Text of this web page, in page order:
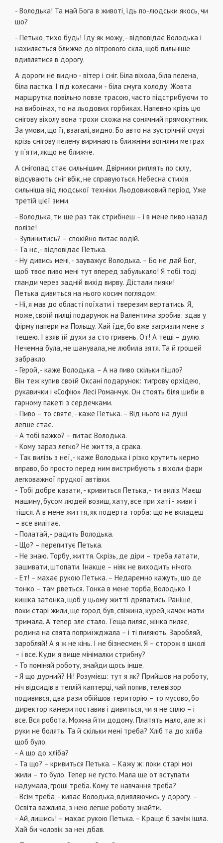
- Володька! Та май Бога в животі, їдь по-людськи якось, чи
шо?
- Петько, тихо будь! Їду як можу, - відповідає Володька і
нахиляється ближче до вітрового скла, щоб пильніше
вдивлятися в дорогу.
А дороги не видно - вітер і сніг. Біла віхола, біла пелена,
біла пастка. І під колесами - біла смуга холоду. Жовта
маршрутка повільно повзе трасою, часто підстрибуючи то
на вибоїнах, то на льодових горбиках. Напевно крізь цю
снігову віхолу вона трохи схожа на сонячний прямокутник.
За умови, що її, взагалі, видно. Бо авто на зустрічній смузі
крізь снігову пелену виринають ближніми вогнями метрах
у п`яти, якщо не ближче.
А снігопад стає сильнішим. Двірники риплять по склу,
відсувають сніг вбік, не справуються. Небесна стихія
сильніша від людської техніки. Льодовиковий період. Уже
третій цієї зими.
- Володька, ти ще раз так стрибнеш – і в мене пиво назад
полізе!
- Зупинитись? – спокійно питає водій.
- Та нє, - відповідає Петька.
- Ну дивись мені, - зауважує Володька. – Бо не дай Бог,
щоб твоє пиво мені тут вперед забулькало! Я тобі тоді
гланди через задній вихід вирву. Дістали пияки!
Петька дивиться на нього косим поглядом:
- Ні, я мав до області поїхати і тверезим вертатись. Я,
може, своїй пилці подарунок на Валентина зробив: здав у
фірму папери на Польщу. Хай їде, бо вже загризли мене з
тещею. І взяв їй духи за сто гривень. От! А тещі – дулю.
Нечемна була, не шанувала, не любила зятя. Та й грошей
забракло.
- Герой, - каже Володька. – А на пиво скільки пішло?
Він теж купив своїй Оксані подарунок: тигрову орхідею,
рукавички і «Софію» Лесі Романчук. Он стоять біля шиби в
гарному пакеті з сердечками.
- Пиво – то святе, - каже Петька. – Від нього на душі
легше стає.
- А тобі важко? – питає Володька.
- Кому зараз легко? Не життя, а срака.
- Так вилізь з неї, - каже Володька і різко крутить кермо
вправо, бо просто перед ним вистрибують з віхоли фари
легковажної прудкої автівки.
- Тобі добре казати, - кривиться Петька, - ти виліз. Маєш
машину, бусом людей возиш, хату, все при хаті - живи і
тішся. А в мене життя, як подерта торба: що не вкладеш
– все вилітає.
- Полатай, - радить Володька.
- Що? – перепитує Петька.
- Не знаю. Торбу, життя. Скрізь, де діри – треба латати,
зашивати, штопати. Інакше – ніяк не виходить нічого.
- Ет! – махає рукою Петька. – Недаремно кажуть, що де
тонко – там рветься. Тонка в мене торба, Володько. І
кишка затонка, щоб у цьому житті дряпатись. Раніше,
поки старі жили, ще город був, свіжина, курей, качок мати
тримала. А тепер зле стало. Теща пиляє, жінка пиляє,
родина на свята поприїжджала – і ті пиляють. Заробляй,
заробляй! А я ж не кінь. І не бізнесмен. Я – сторож в школі
– і все. Куди я вище мінімалки стрибну?
- То поміняй роботу, знайди щось інше.
- Я що дурний? Ні! Розумієш: тут я як? Прийшов на роботу,
ніч відсидів в теплій каптерці, чай попив, телевізор
подивився, два рази обійшов територію – то мусово, бо
директор камери поставив і дивиться, чи я не сплю – і
все. Вся робота. Можна йти додому. Платять мало, але ж і
руки не болять. Та й скільки мені треба? Хліб та до хліба
щоб було.
- А що до хліба?
- Та що? – кривиться Петька. – Кажу ж: поки старі мої
жили – то було. Тепер не густо. Мала ще от вступати
надумала, гроші треба. Кому те навчання треба?
- Всім треба, - киває Володька, вдивляючись у дорогу. –
Освіта важлива, з нею легше роботу знайти.
- Ай, лишись! – махає рукою Петька. – Краще б заміж ішла.
Хай би чоловік за неї дбав.